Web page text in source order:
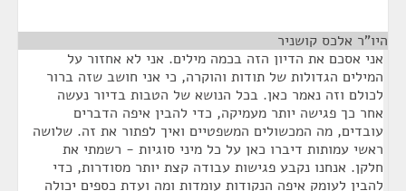
היו"ר אלכס קושניר
אני אסכם את הדיון הזה בכמה מילים. אני לא אחזור על
המילים הגדולות של תודות והוקרה, כי אני חושב שזה ברור
לכולם וזה נאמר כאן. בכל הנושא של הטבות בדיור נעשה
אחר כך פגישה יותר מעמיקה, כדי להבין איפה הדברים
עובדים, מה המכשולים המשפטיים ואיך לפתור את זה. שלושה
ראשי עמותות דיברו כאן על כל מיני סוגיות - רשמתי את
חלקן. אנחנו נקבע פגישות עבודה קצת יותר מסודרות, כדי
להבין לעומק איפה הנקודות עומדות ומה ועדת כספים יכולה